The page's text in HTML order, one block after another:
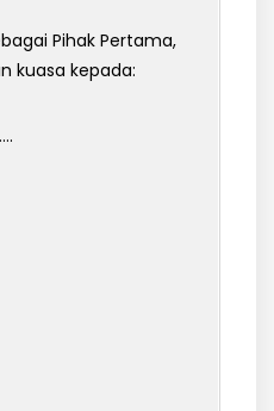
Pihak Pertama,
kuasa kepada: